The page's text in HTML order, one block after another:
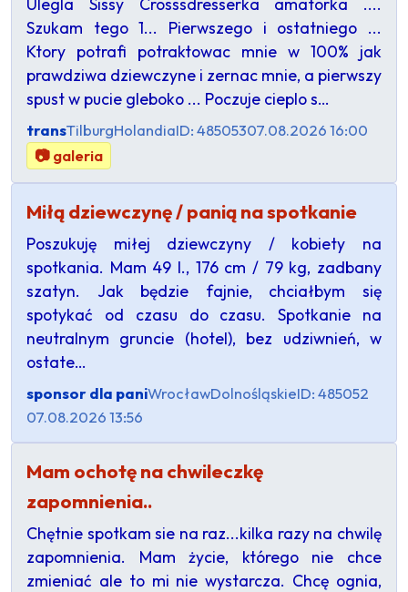
Szukam tego 1... Pierwszego i ostatniego ...
Ktory potrafi potraktowac mnie w 100% jak
prawdziwa dziewczyne i zernac mnie, a pierwszy
spust w pucie gleboko ... Poczuje cieplo s…
transTilburgHolandiaID: 48505307.08.2026 16:00
📷 galeria
Miłą dziewczynę / panią na spotkanie
Poszukuję miłej dziewczyny / kobiety na
spotkania. Mam 49 l., 176 cm / 79 kg, zadbany
szatyn. Jak będzie fajnie, chciałbym się
spotykać od czasu do czasu. Spotkanie na
neutralnym gruncie (hotel), bez udziwnień, w
ostate…
sponsor dla paniWrocławDolnośląskieID: 485052
07.08.2026 13:56
Mam ochotę na chwileczkę
zapomnienia..
Chętnie spotkam sie na raz...kilka razy na chwilę
zapomnienia. Mam życie, którego nie chce
zmieniać ale to mi nie wystarcza. Chcę ognia,